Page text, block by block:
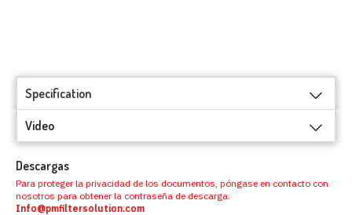
Specification
Video
Descargas
Para proteger la privacidad de los documentos, póngase en contacto con
nosotros para obtener la contraseña de descarga:
Info@pmfiltersolution.com